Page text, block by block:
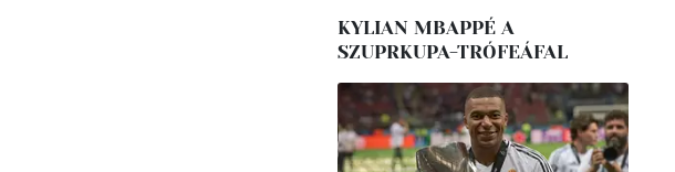
KYLIAN MBAPPÉ A
SZUPRKUPA-TRÓFEÁFAL